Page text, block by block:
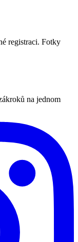
registraci. Fotky
na jednom